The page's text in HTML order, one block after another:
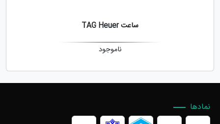
ساعت TAG Heuer
ناموجود
نمادها